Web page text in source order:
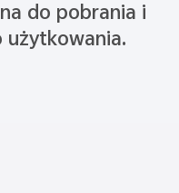
do pobrania i
użytkowania.